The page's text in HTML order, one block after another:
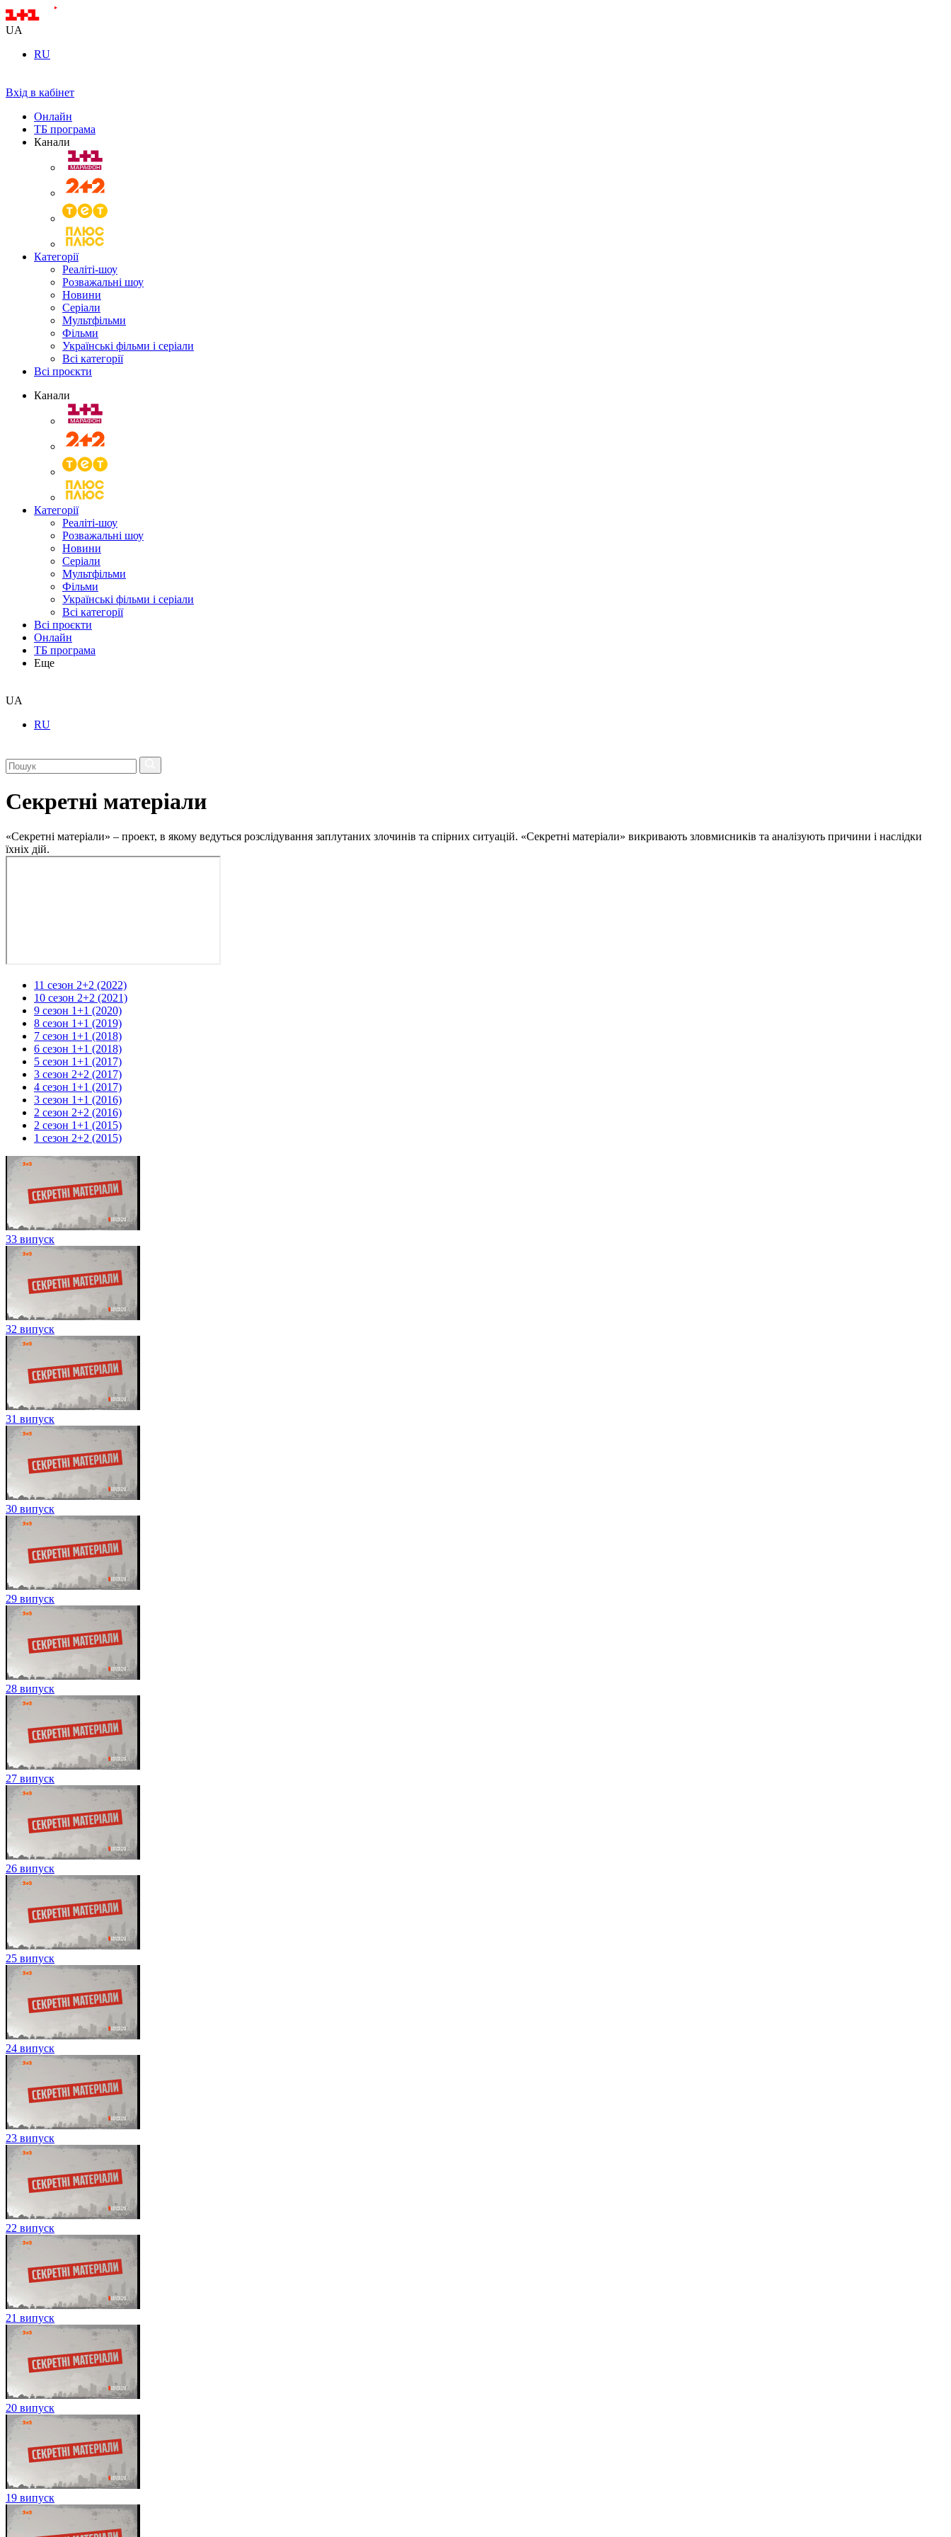
UA
RU
Вхід в кабінет
Онлайн
ТБ програма
Канали
Категорії
Реаліті-шоу
Розважальні шоу
Новини
Серіали
Мультфільми
Фільми
Українські фільми і серіали
Всі категорії
Всі проєкти
Канали
Категорії
Реаліті-шоу
Розважальні шоу
Новини
Серіали
Мультфільми
Фільми
Українські фільми і серіали
Всі категорії
Всі проєкти
Онлайн
ТБ програма
Еще
UA
RU
Секретні матеріали
«Секретні матеріали» – проект, в якому ведуться розслідування заплутаних злочинів та спірних ситуацій. «Секретні матеріали» викривають зловмисників та аналізують причини і наслідки
їхніх дій.
11 сезон 2+2 (2022)
10 сезон 2+2 (2021)
9 сезон 1+1 (2020)
8 сезон 1+1 (2019)
7 сезон 1+1 (2018)
6 сезон 1+1 (2018)
5 сезон 1+1 (2017)
3 сезон 2+2 (2017)
4 сезон 1+1 (2017)
3 сезон 1+1 (2016)
2 сезон 2+2 (2016)
2 сезон 1+1 (2015)
1 сезон 2+2 (2015)
33 випуск
32 випуск
31 випуск
30 випуск
29 випуск
28 випуск
27 випуск
26 випуск
25 випуск
24 випуск
23 випуск
22 випуск
21 випуск
20 випуск
19 випуск